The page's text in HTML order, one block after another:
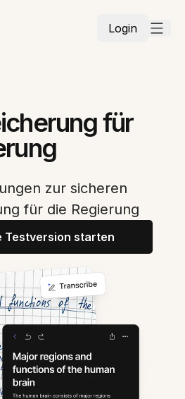
Login
für
zur sicheren
für die Regierung
Testversion starten